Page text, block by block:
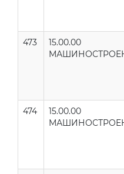
473
15.00.00
474
15.00.00